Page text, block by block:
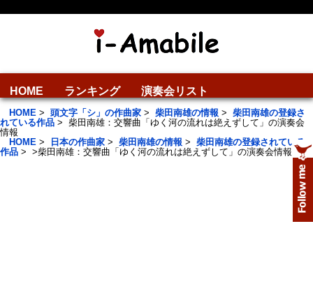
HOME ランキング 演奏会リスト
HOME > 頭文字「シ」の作曲家 > 柴田南雄の情報 > 柴田南雄の登録さ
れている作品 > 柴田南雄：交響曲「ゆく河の流れは絶えずして」の演奏会
情報
HOME > 日本の作曲家 > 柴田南雄の情報 > 柴田南雄の登録されている
作品 > >柴田南雄：交響曲「ゆく河の流れは絶えずして」の演奏会情報